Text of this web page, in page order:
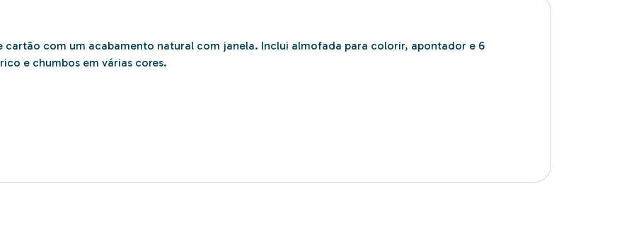
cartão com um acabamento natural com janela. Inclui almofada para colorir, apontador e 6
e chumbos em várias cores.